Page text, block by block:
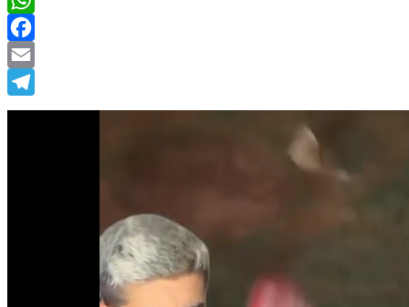
WhatsApp
Facebook
Email
Telegram